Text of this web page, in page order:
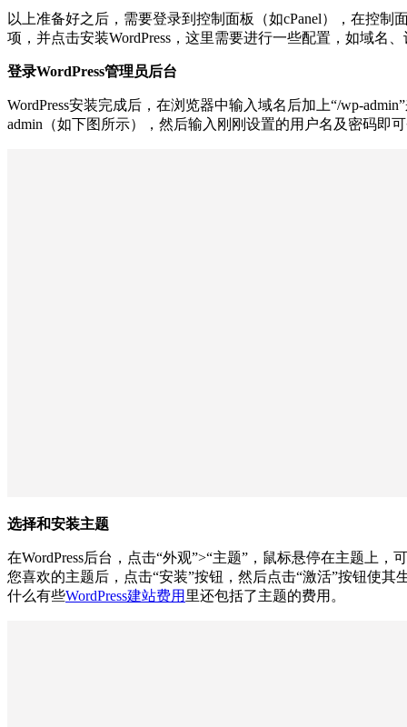
以上准备好之后，需要登录到控制面板（如cPanel），在控制
项，并点击安装WordPress，这里需要进行一些配置，如域名
登录WordPress管理员后台
WordPress安装完成后，在浏览器中输入域名后加上“/wp-
admin（如下图所示），然后输入刚刚设置的用户名及密码即
选择和安装主题
在WordPress后台，点击“外观”>“主题”，鼠标悬停在主题上
您喜欢的主题后，点击“安装”按钮，然后点击“激活”按钮使
什么有些WordPress建站费用 里还包括了主题的费用。